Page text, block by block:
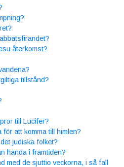
återkomst?
tillstånd?
till Lucifer?
att komma till himlen?
judiska folket?
hända i framtiden?
med de sjuttio veckorna, i så fall